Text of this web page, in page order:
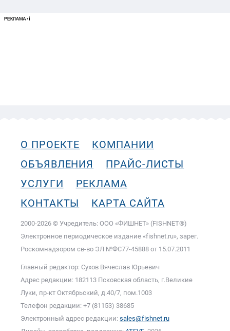
О ПРОЕКТЕ
КОМПАНИИ
ОБЪЯВЛЕНИЯ
ПРАЙС-ЛИСТЫ
УСЛУГИ
РЕКЛАМА
КОНТАКТЫ
КАРТА САЙТА
2000-2026 © Учредитель: ООО «ФИШНЕТ» (FISHNET®)
Электронное периодическое издание «fishnet.ru», зарег.
Роскомнадзором cв-во ЭЛ №ФС77-45888 от 15.07.2011
Главный редактор: Сухов Вячеслав Юрьевич
Адрес редакции: 182113 Псковская область, г.Великие
Луки, пр-кт Октябрьский, д.40/7, пом.1003
Телефон редакции: +7 (81153) 38685
Электронный адрес редакции: sales@fishnet.ru